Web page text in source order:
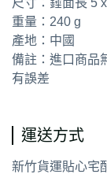
重量：240 g
產地：中國
備註：進口商品
有誤差
運送方式
新竹貨運貼心宅